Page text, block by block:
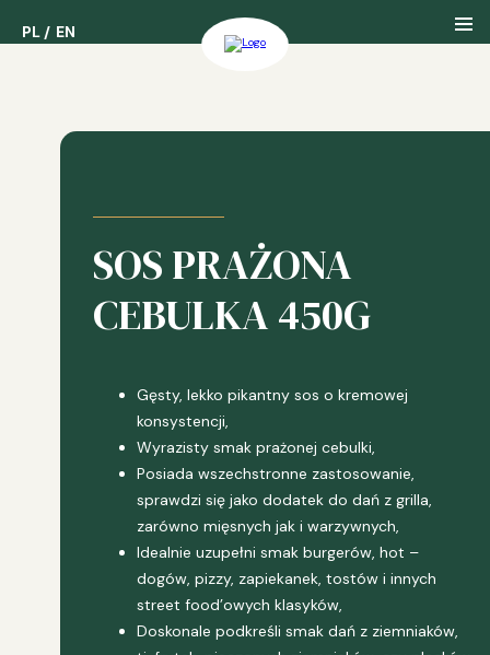
PL EN
PL EN
наша история
наши награды
SOS PRAŻONA
CEBULKA 450G
Gęsty, lekko pikantny sos o kremowej
konsystencji,
Wyrazisty smak prażonej cebulki,
Posiada wszechstronne zastosowanie,
sprawdzi się jako dodatek do dań z grilla,
zarówno mięsnych jak i warzywnych,
Idealnie uzupełni smak burgerów, hot –
dogów, pizzy, zapiekanek, tostów i innych
street food’owych klasyków,
Doskonale podkreśli smak dań z ziemniaków,